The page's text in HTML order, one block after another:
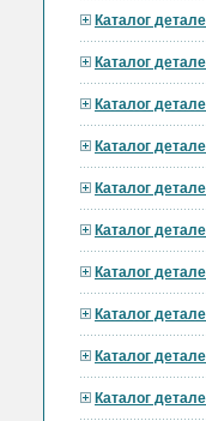
Каталог
Каталог
Каталог
Каталог
Каталог
Каталог
Каталог
Каталог
Каталог
Каталог